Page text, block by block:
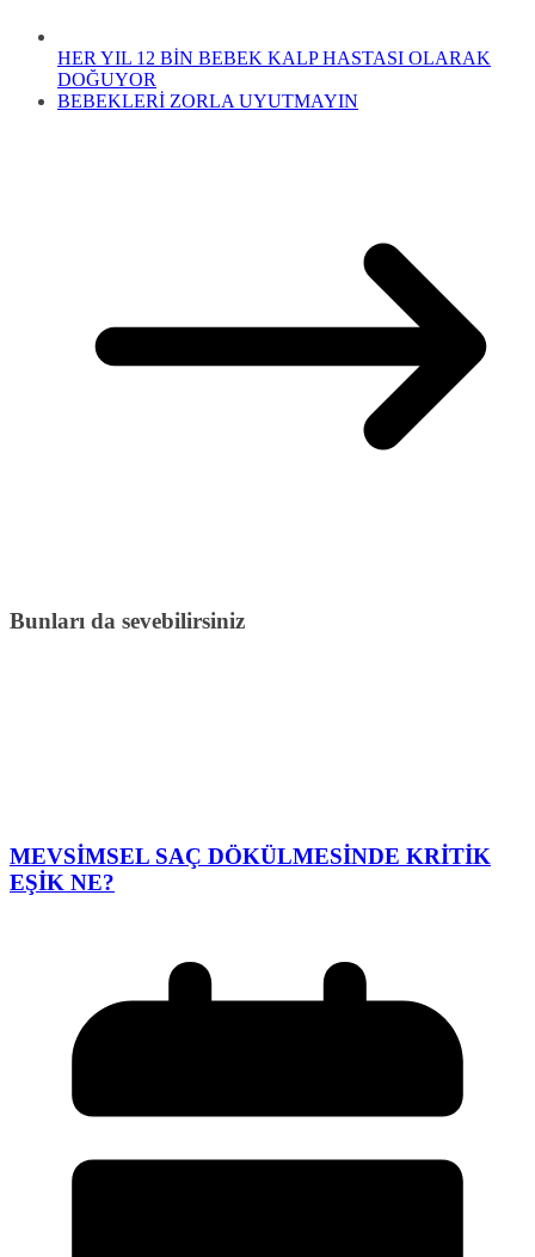
HER YIL 12 BİN BEBEK KALP HASTASI OLARAK
DOĞUYOR
BEBEKLERİ ZORLA UYUTMAYIN
Bunları da sevebilirsiniz
MEVSİMSEL SAÇ DÖKÜLMESİNDE KRİTİK
EŞİK NE?